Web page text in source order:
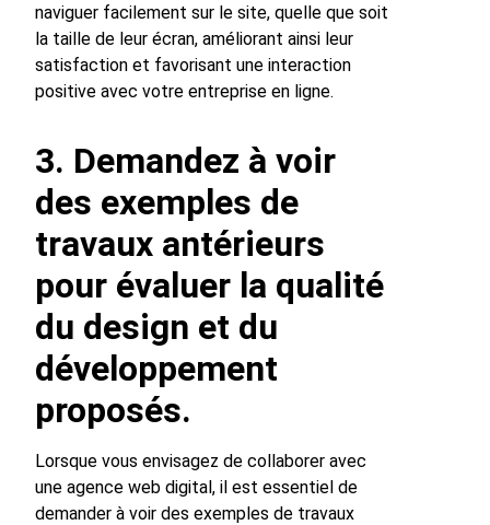
naviguer facilement sur le site, quelle que soit
la taille de leur écran, améliorant ainsi leur
satisfaction et favorisant une interaction
positive avec votre entreprise en ligne.
3. Demandez à voir
des exemples de
travaux antérieurs
pour évaluer la qualité
du design et du
développement
proposés.
Lorsque vous envisagez de collaborer avec
une agence web digital, il est essentiel de
demander à voir des exemples de travaux